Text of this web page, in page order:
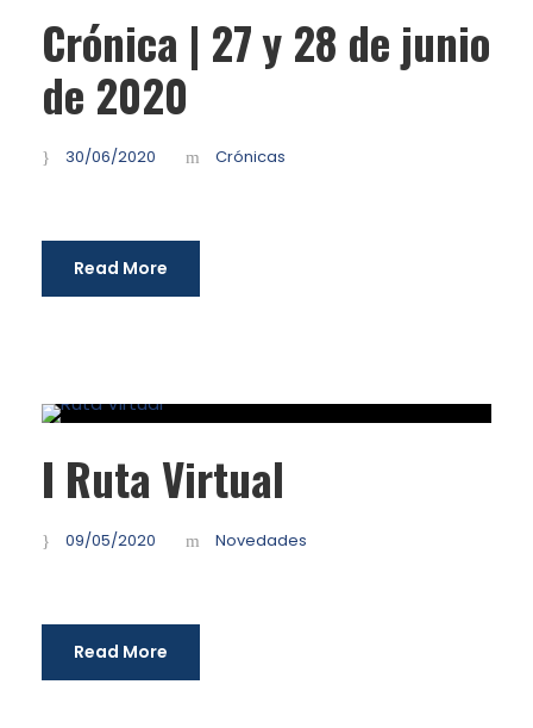
Crónica | 27 y 28 de junio
de 2020
30/06/2020 Crónicas
Read More
I Ruta Virtual
09/05/2020 Novedades
Read More